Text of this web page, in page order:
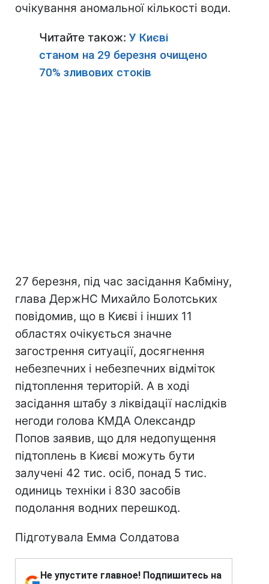
очікування аномальної кількості води.
Читайте також: У Києві
станом на 29 березня очищено
70% зливових стоків
27 березня, під час засідання Кабміну,
глава ДержНС Михайло Болотських
повідомив, що в Києві і інших 11
областях очікується значне
загострення ситуації, досягнення
небезпечних і небезпечних відміток
підтоплення територій. А в ході
засідання штабу з ліквідації наслідків
негоди голова КМДА Олександр
Попов заявив, що для недопущення
підтоплень в Києві можуть бути
залучені 42 тис. осіб, понад 5 тис.
одиниць техніки і 830 засобів
подолання водних перешкод.
Підготувала Емма Солдатова
Не упустите главное! Подпишитесь на